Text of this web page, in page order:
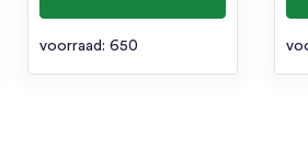
voorraad: 650